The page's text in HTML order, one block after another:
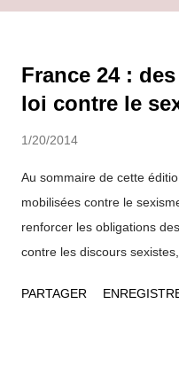
France 24 :
loi contre le
1/20/2014
Au sommaire de cette
mobilisées contre le
renforcer les obligations
contre les discours
publics de faire cesser la
PARTAGER